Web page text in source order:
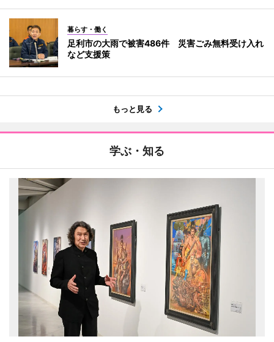
暮らす・働く
足利市の大雨で被害486件 災害ごみ無料受け入れ
など支援策
もっと見る
学ぶ・知る